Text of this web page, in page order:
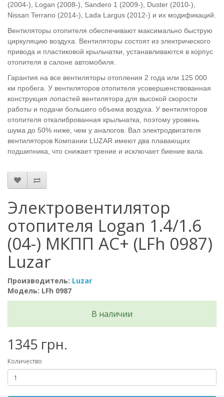
(2004-), Logan (2008-), Sandero 1 (2009-), Duster (2010-),
Nissan Terrano (2014-), Lada Largus (2012-) и их модификаций.
Вентиляторы отопителя обеспечивают максимально быструю
циркуляцию воздуха. Вентиляторы состоят из электрического
привода и пластиковой крыльчатки, устанавливаются в корпус
отопителя в салоне автомобиля.
Гарантия на все вентиляторы отопления 2 года или 125 000
км пробега. У вентиляторов отопителя усовершенствованная
конструкция лопастей вентилятора для высокой скорости
работы и подачи большего объема воздуха. У вентиляторов
отопителя откалиброванная крыльчатка, поэтому уровень
шума до 50% ниже, чем у аналогов. Вал электродвигателя
вентиляторов Компании LUZAR имеют два плавающих
подшипника, что снижает трение и исключает биение вала.
Электровентилятор
отопителя Logan 1.4/1.6
(04-) МКПП AC+ (LFh 0987)
Luzar
Производитель: Luzar
Модель: LFh 0987
В наличии
1345 грн.
Количество